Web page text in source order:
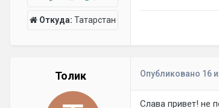
Откуда: Татарстан
Толик Опубликовано 16
Слава привет! не